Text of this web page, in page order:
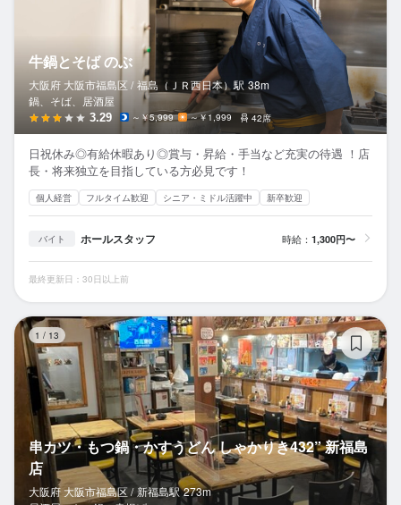
牛鍋とそば のぶ
大阪府 大阪市福島区 / 福島（ＪＲ西日本） 駅 38m
鍋、そば、居酒屋
3.29 ～￥5,999 ～￥1,999 42席
日祝休み◎有給休暇あり◎賞与・昇給・手当など充実の待遇 ！店
長・将来独立を目指している方必見です！
個人経営 フルタイム歓迎 シニア・ミドル活躍中 新卒歓迎
バイト ホールスタッフ 時給： 1,300円〜
最終更新日：30日以上前
1 / 13
串カツ・もつ鍋・かすうどん しゃかりき432” 新福島
店
大阪府 大阪市福島区 / 新福島駅 273m